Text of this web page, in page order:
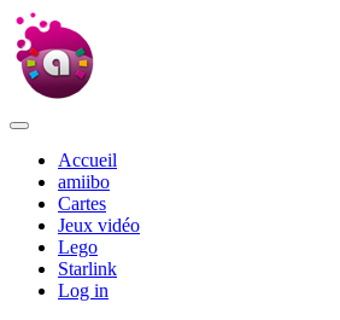
Accueil
amiibo
Cartes
Jeux vidéo
Lego
Starlink
Log in